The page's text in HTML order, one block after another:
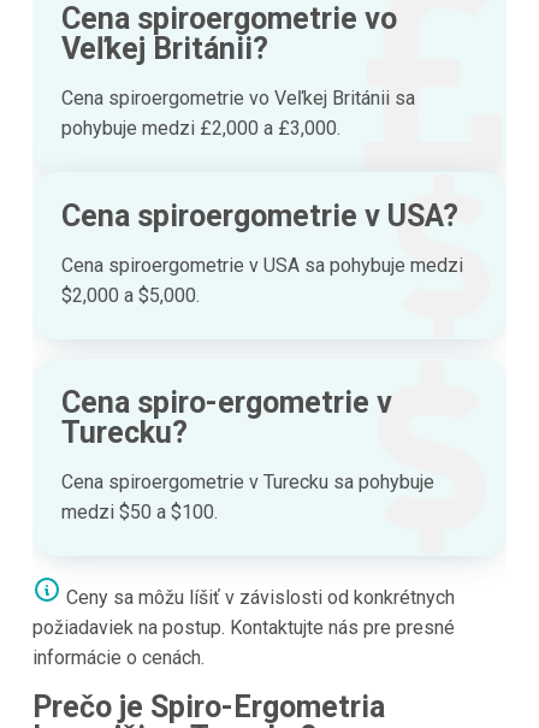
Cena spiroergometrie vo
Veľkej Británii?
Cena spiroergometrie vo Veľkej Británii sa
pohybuje medzi £2,000 a £3,000.
Cena spiroergometrie v USA?
Cena spiroergometrie v USA sa pohybuje medzi
$2,000 a $5,000.
Cena spiro-ergometrie v
Turecku?
Cena spiroergometrie v Turecku sa pohybuje
medzi $50 a $100.
Ceny sa môžu líšiť v závislosti od konkrétnych
požiadaviek na postup. Kontaktujte nás pre presné
informácie o cenách.
Prečo je Spiro-Ergometria